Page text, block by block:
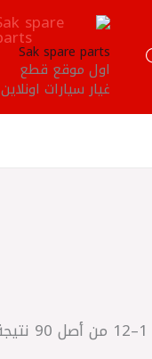
Sak spare parts
اول موقع قطع
غيار سيارات اونلاين